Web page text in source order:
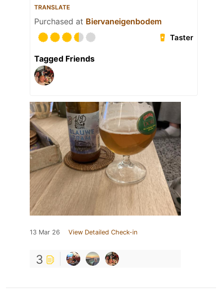
TRANSLATE
Purchased at Biervaneigenbodem
Taster
Tagged Friends
13 Mar 26 View Detailed Check-in
3